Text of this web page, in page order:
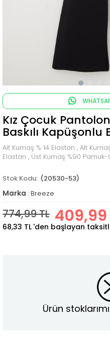
Kız Çocuk
Baskılı Kapüşonlu
Alt Kumaş % 14 Elastan , Alt
Elastan , Üst Kumaş %90
(20530-53)
Marka : Breeze
774,99 TL 409,99
68,33 TL 'den başlayan
Ürün